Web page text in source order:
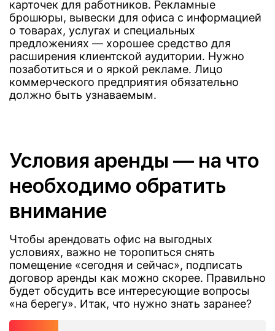
карточек для работников. Рекламные
брошюры, вывески для офиса с информацией
о товарах, услугах и специальных
предложениях — хорошее средство для
расширения клиентской аудитории. Нужно
позаботиться и о яркой рекламе. Лицо
коммерческого предприятия обязательно
должно быть узнаваемым.
Условия аренды — на что
необходимо обратить
внимание
Чтобы арендовать офис на выгодных
условиях, важно не торопиться снять
помещение «сегодня и сейчас», подписать
договор аренды как можно скорее. Правильно
будет обсудить все интересующие вопросы
«на берегу». Итак, что нужно знать заранее?